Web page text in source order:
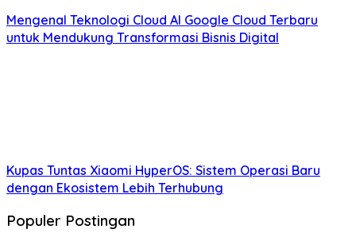
Mengenal Teknologi Cloud AI Google Cloud Terbaru
untuk Mendukung Transformasi Bisnis Digital
Kupas Tuntas Xiaomi HyperOS: Sistem Operasi Baru
dengan Ekosistem Lebih Terhubung
Populer Postingan